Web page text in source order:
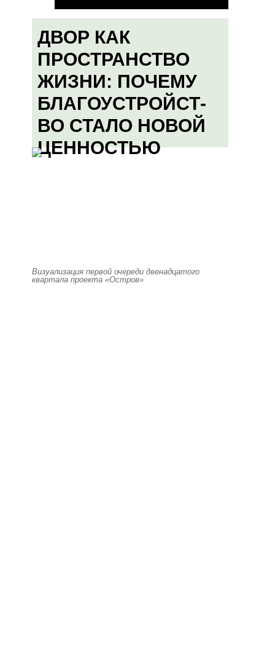
ДВОР КАК
ПРОСТРАНСТВО
ЖИЗНИ: ПОЧЕМУ
БЛАГОУСТРОЙСТ-
ВО СТАЛО НОВОЙ
ЦЕННОСТЬЮ
Визуализация первой очереди двенадцатого
квартала проекта «Остров»